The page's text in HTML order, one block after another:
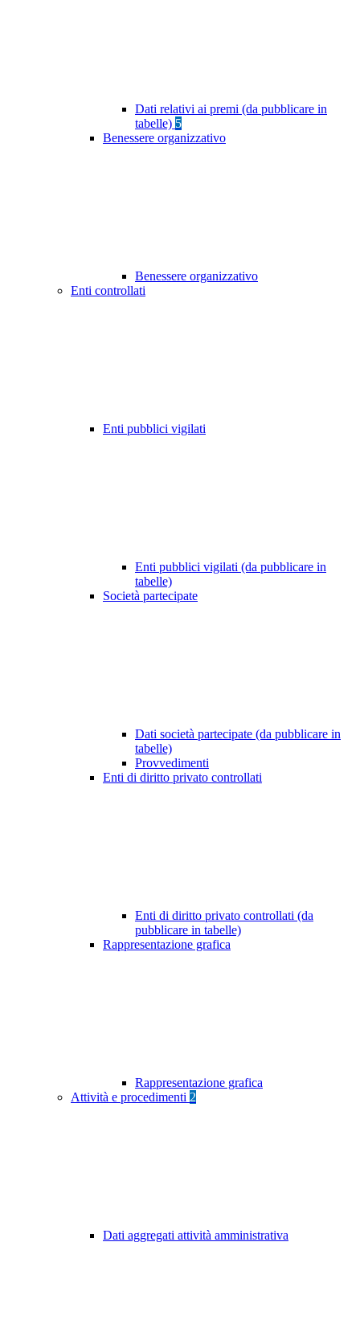
Dati relativi ai premi (da pubblicare in
tabelle) 5
Benessere organizzativo
Benessere organizzativo
Enti controllati
Enti pubblici vigilati
Enti pubblici vigilati (da pubblicare in
tabelle)
Società partecipate
Dati società partecipate (da pubblicare in
tabelle)
Provvedimenti
Enti di diritto privato controllati
Enti di diritto privato controllati (da
pubblicare in tabelle)
Rappresentazione grafica
Rappresentazione grafica
Attività e procedimenti 2
Dati aggregati attività amministrativa